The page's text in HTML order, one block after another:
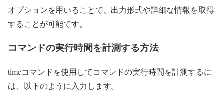
オプションを用いることで、出力形式や詳細な情報を取得
することが可能です。
コマンドの実行時間を計測する方法
timeコマンドを使用してコマンドの実行時間を計測するに
は、以下のように入力します。